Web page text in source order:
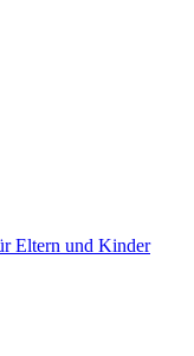
Eltern und Kinder